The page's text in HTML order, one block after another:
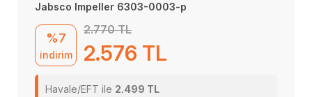
Jabsco Impeller 6303-0003-p
%7
indirim
2.770 TL
2.576 TL
Havale/EFT ile 2.499 TL